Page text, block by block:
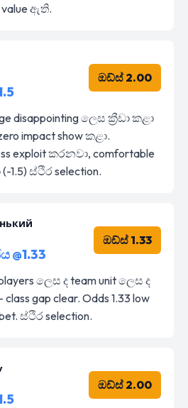
ඇති.
ඔඩ්ස් 2.00
disappointing ලෙස ක්‍රීඩා කළා
impact show කළා.
exploit කරනවා, comfortable
ස්ථිර selection.
ඔඩ්ස් 1.33
ලෙස ද team unit ලෙස ද
gap clear. Odds 1.33 low
ස්ථිර selection.
ඔඩ්ස් 2.00